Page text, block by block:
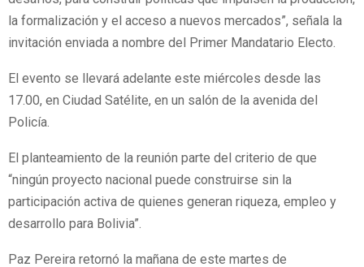
la formalización y el acceso a nuevos mercados”, señala la
invitación enviada a nombre del Primer Mandatario Electo.
El evento se llevará adelante este miércoles desde las
17.00, en Ciudad Satélite, en un salón de la avenida del
Policía.
El planteamiento de la reunión parte del criterio de que
“ningún proyecto nacional puede construirse sin la
participación activa de quienes generan riqueza, empleo y
desarrollo para Bolivia”.
Paz Pereira retornó la mañana de este martes de